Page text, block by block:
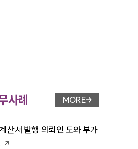
사례 업무사례 페이지 이
MORE
산서 발행 의뢰인 도와 부가